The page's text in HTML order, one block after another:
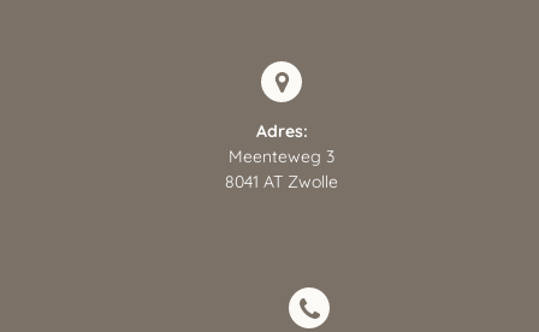
Adres:
Meenteweg 3
8041 AT Zwolle